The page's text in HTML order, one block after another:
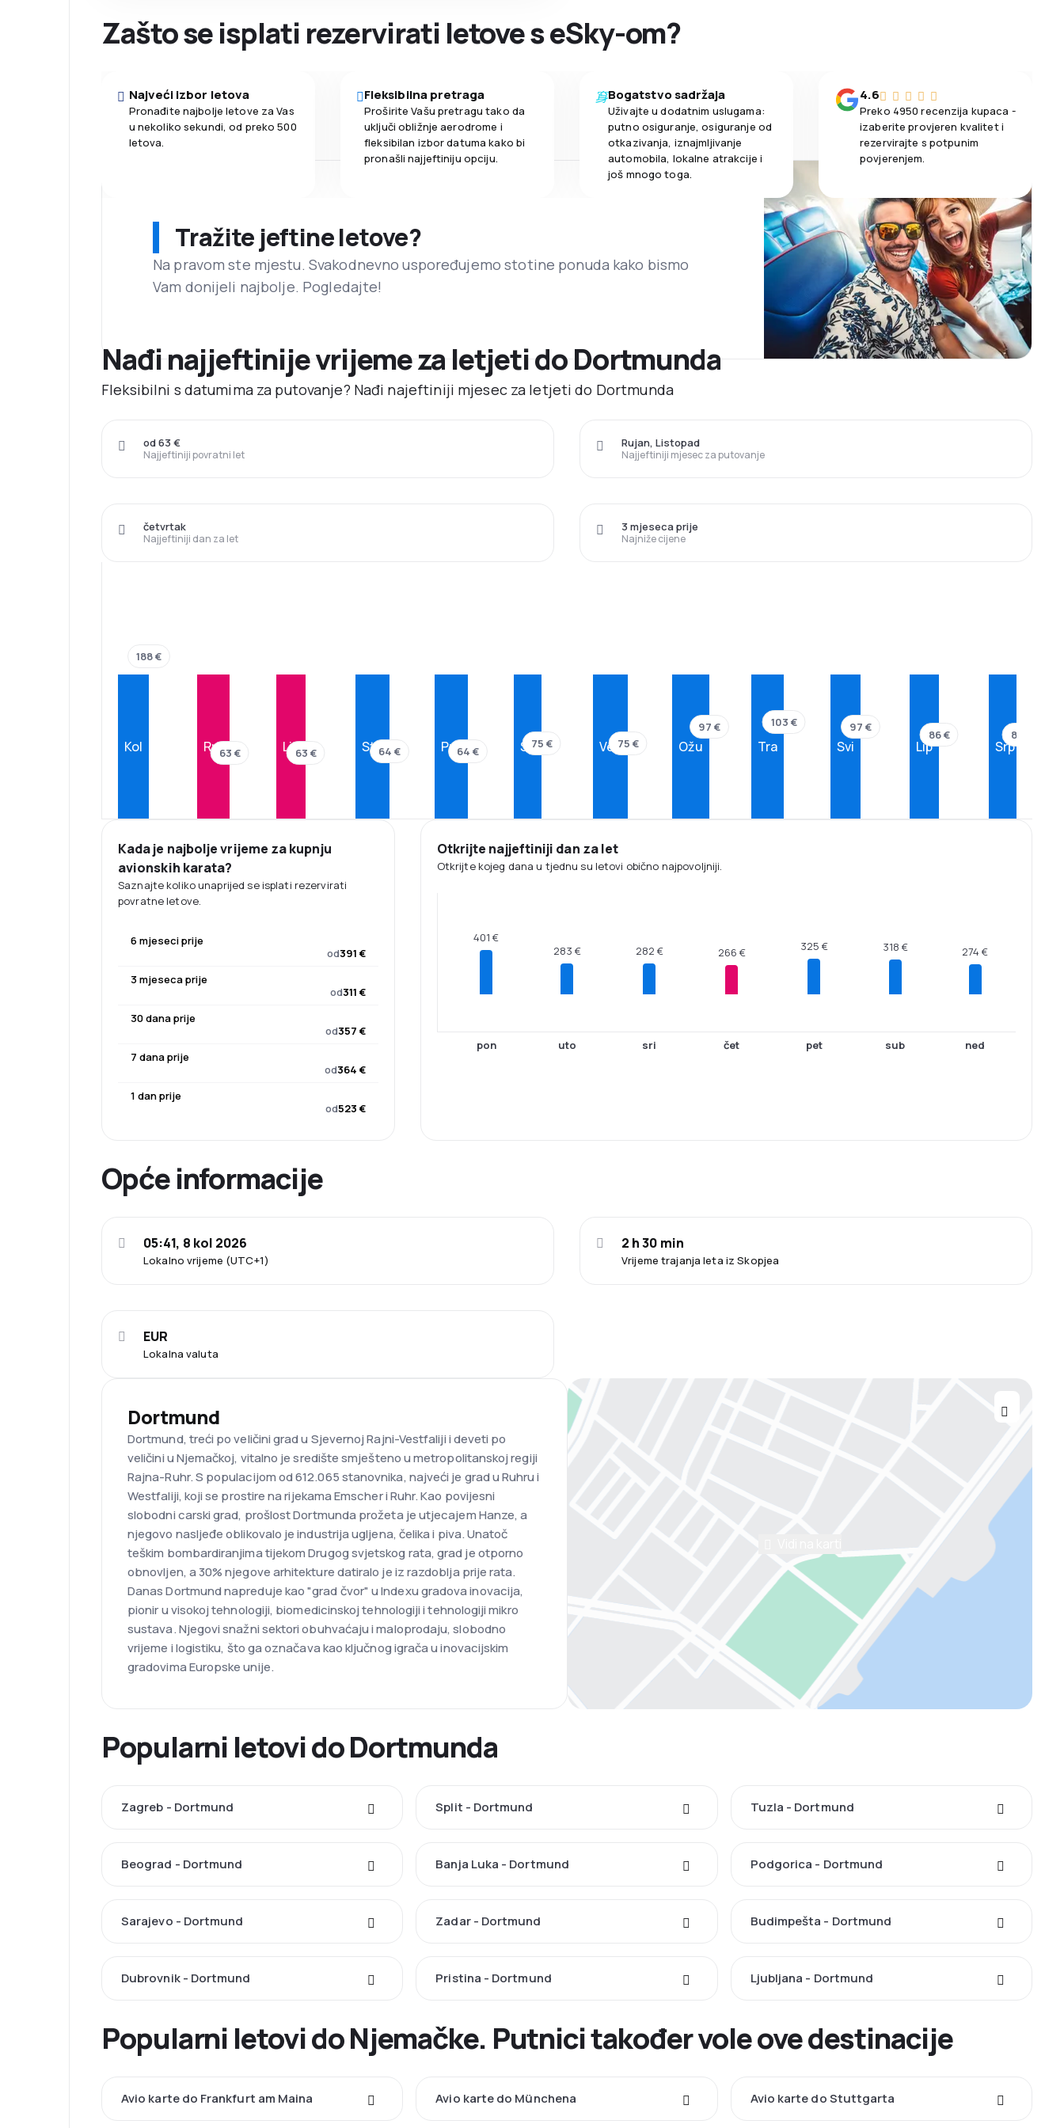
Zašto se isplati rezervirati letove s eSky-om?
Najveći izbor letova
Pronađite najbolje letove za Vas
u nekoliko sekundi, od preko 500
letova.
Fleksibilna pretraga
Proširite Vašu pretragu tako da
uključi obližnje aerodrome i
fleksibilan izbor datuma kako bi
pronašli najjeftiniju opciju.
Bogatstvo sadržaja
Uživajte u dodatnim uslugama:
putno osiguranje, osiguranje od
otkazivanja, iznajmljivanje
automobila, lokalne atrakcije i
još mnogo toga.
4.6
Preko 4950 recenzija kupaca -
izaberite provjeren kvalitet i
rezervirajte s potpunim
povjerenjem.
Tražite jeftine letove?
Na pravom ste mjestu. Svakodnevno uspoređujemo stotine ponuda kako bismo
Vam donijeli najbolje. Pogledajte!
Nađi najjeftinije vrijeme za letjeti do Dortmunda
Fleksibilni s datumima za putovanje? Nađi najeftiniji mjesec za letjeti do Dortmunda
Najjeftiniji povratni let
od 63 €
Najjeftiniji mjesec za putovanje
Rujan, Listopad
Najjeftiniji dan za let
četvrtak
Najniže cijene
3 mjeseca prije
Kol
188 €
Ruj63 € Lis63 € Stu64 € Pro64 € Sij75 € Velj75 € Ožu
97 €
Tra
103 €
Svi
97 €
Lip
86 €
Srp
86 €
Kada je najbolje vrijeme za kupnju
avionskih karata?
Saznajte koliko unaprijed se isplati rezervirati
povratne letove.
6 mjeseci prije
od391 €
3 mjeseca prije
od311 €
30 dana prije
od357 €
7 dana prije
od364 €
1 dan prije
od523 €
Otkrijte najjeftiniji dan za let
Otkrijte kojeg dana u tjednu su letovi obično najpovoljniji.
401 €
pon
283 €
uto
282 €
sri
266 €
čet
325 €
pet
318 €
sub
274 €
ned
Opće informacije
Lokalno vrijeme (UTC+1)
05:41, 8 kol 2026
Vrijeme trajanja leta iz Skopjea
2 h 30 min
Lokalna valuta
EUR
Dortmund
Dortmund, treći po veličini grad u Sjevernoj Rajni-Vestfaliji i deveti po
veličini u Njemačkoj, vitalno je središte smješteno u metropolitanskoj regiji
Rajna-Ruhr. S populacijom od 612.065 stanovnika, najveći je grad u Ruhru i
Westfaliji, koji se prostire na rijekama Emscher i Ruhr. Kao povijesni
slobodni carski grad, prošlost Dortmunda prožeta je utjecajem Hanze, a
njegovo nasljeđe oblikovalo je industrija ugljena, čelika i piva. Unatoč
teškim bombardiranjima tijekom Drugog svjetskog rata, grad je otporno
obnovljen, a 30% njegove arhitekture datiralo je iz razdoblja prije rata.
Danas Dortmund napreduje kao "grad čvor" u Indexu gradova inovacija,
pionir u visokoj tehnologiji, biomedicinskoj tehnologiji i tehnologiji mikro
sustava. Njegovi snažni sektori obuhvaćaju i maloprodaju, slobodno
vrijeme i logistiku, što ga označava kao ključnog igrača u inovacijskim
gradovima Europske unije.
Popularni letovi do Dortmunda
Zagreb - Dortmund Split - Dortmund Tuzla - Dortmund
Beograd - Dortmund Banja Luka - Dortmund Podgorica - Dortmund
Sarajevo - Dortmund Zadar - Dortmund Budimpešta - Dortmund
Dubrovnik - Dortmund Pristina - Dortmund Ljubljana - Dortmund
Popularni letovi do Njemačke. Putnici također vole ove destinacije
Avio karte do Frankfurt am Maina Avio karte do Münchena Avio karte do Stuttgarta